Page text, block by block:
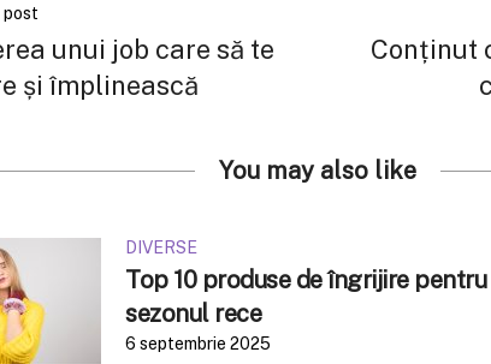
post
unui job care să te
și împlinească
Conținut
You may also like
DIVERSE
Top 10 produse de îngrijire
sezonul rece
6 septembrie 2025